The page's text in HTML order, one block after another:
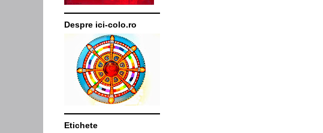
Despre ici-colo.ro
Etichete